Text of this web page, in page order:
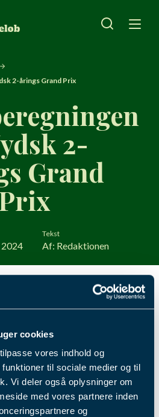
cookies
vores indhold og
til sociale medier og til
Vi deler også oplysninger om
med vores partnere inden
og
SØG
2-årings Grand Prix
2-
Grand
Tekst
Af: Redaktionen
Pointberegningen
Prix.
hvor de mest lovende
konkurrere om titlen. I 2023
her.